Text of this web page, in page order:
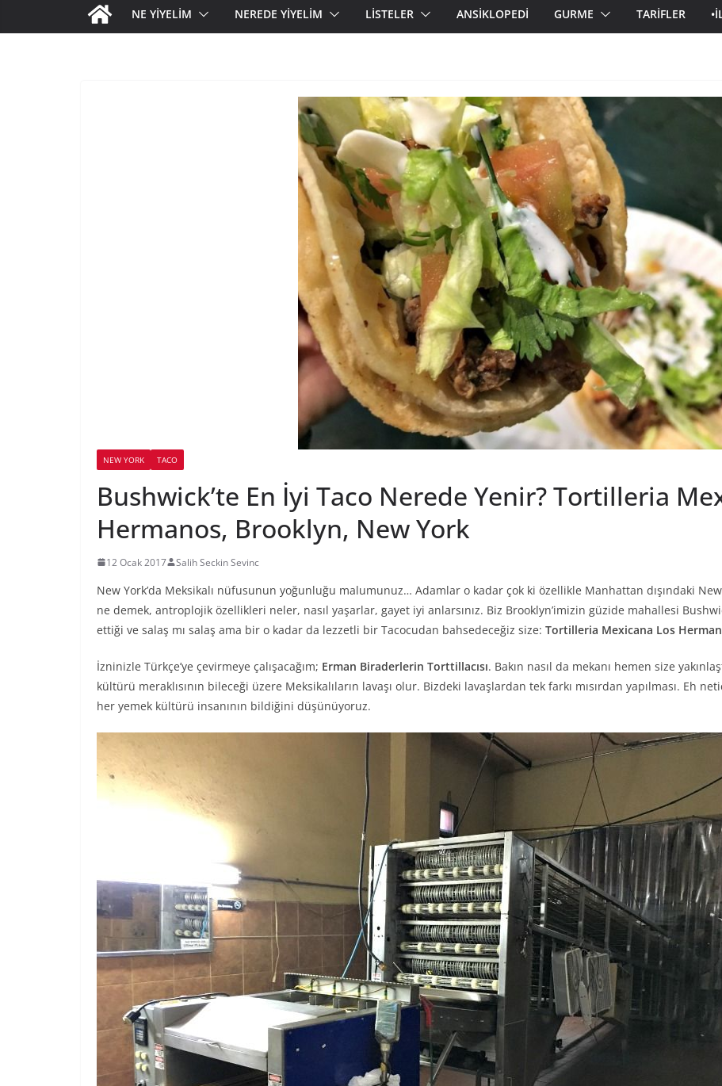
NE YİYELİM NEREDE YİYELİM LİSTELER ANSİKLOPEDİ GURME TARİFLER
NEW YORK TACO
Bushwick’te En İyi Taco Nerede Yenir? Tortilleria
Hermanos, Brooklyn, New York
12 Ocak 2017 Salih Seckin Sevinc
New York’da Meksikalı nüfusunun yoğunluğu malumunuz… Adamlar o kadar çok ki özellikle Manhattan dışındaki
ne demek, antroplojik özellikleri neler, nasıl yaşarlar, gayet iyi anlarsınız. Biz Brooklyn’imizin güzide mahallesi
ettiği ve salaş mı salaş ama bir o kadar da lezzetli bir Tacocudan bahsedeceğiz size: Tortilleria Mexicana Los
İzninizle Türkçe’ye çevirmeye çalışacağım; Erman Biraderlerin Torttillacısı. Bakın nasıl da mekanı hemen size
kültürü meraklısının bileceği üzere Meksikalıların lavaşı olur. Bizdeki lavaşlardan tek farkı mısırdan yapılması. Eh
her yemek kültürü insanının bildiğini düşünüyoruz.